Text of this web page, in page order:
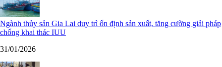
Ngành thủy sản Gia Lai duy trì ổn định sản xuất, tăng cường giải pháp
chống khai thác IUU
31/01/2026